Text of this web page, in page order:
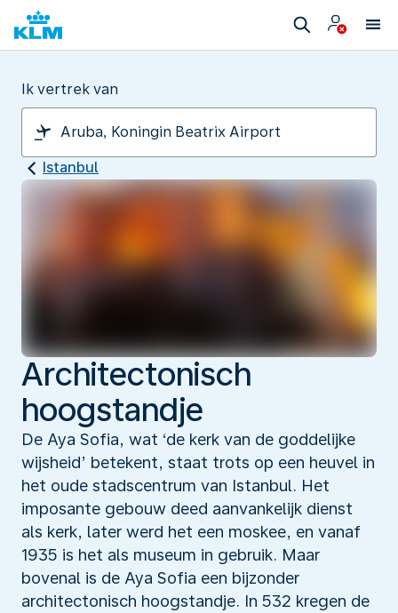
Ik vertrek van
Istanbul
Architectonisch
hoogstandje
De Aya Sofia, wat ‘de kerk van de goddelijke
wijsheid’ betekent, staat trots op een heuvel in
het oude stadscentrum van Istanbul. Het
imposante gebouw deed aanvankelijk dienst
als kerk, later werd het een moskee, en vanaf
1935 is het als museum in gebruik. Maar
bovenal is de Aya Sofia een bijzonder
architectonisch hoogstandje. In 532 kregen de